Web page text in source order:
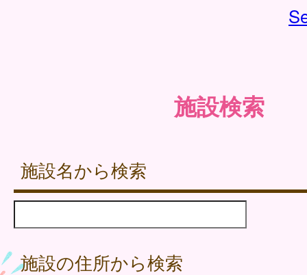
施設検索
施設名から検索
施設の住所から検索